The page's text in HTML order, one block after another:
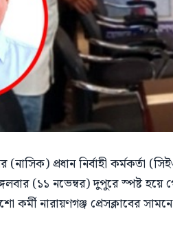
(নাসিক) প্রধান নির্বাহী
(১১ নভেম্বর) দুপুরে স্পষ্ট হয়ে
কর্মী নারায়ণগঞ্জ প্রেসক্লাবের